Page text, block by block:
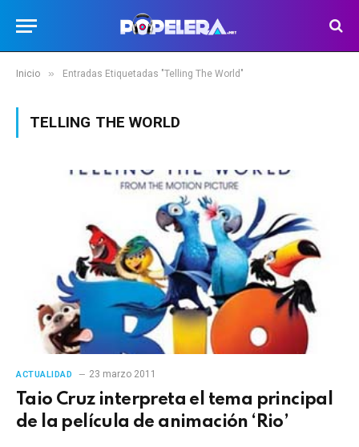
Inicio » Entradas Etiquetadas "Telling The World"
TELLING THE WORLD
ACTUALIDAD 23 marzo 2011
Taio Cruz interpreta el tema principal
de la película de animación ‘Rio’